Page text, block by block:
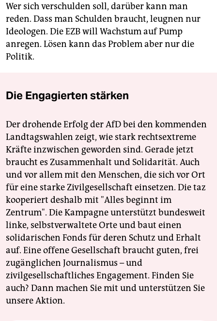
Wer sich verschulden soll, darüber kann man
reden. Dass man Schulden braucht, leugnen nur
Ideologen. Die EZB will Wachstum auf Pump
anregen. Lösen kann das Problem aber nur die
Politik.
Die Engagierten stärken
Der drohende Erfolg der AfD bei den kommenden
Landtagswahlen zeigt, wie stark rechtsextreme
Kräfte inzwischen geworden sind. Gerade jetzt
braucht es Zusammenhalt und Solidarität. Auch
und vor allem mit den Menschen, die sich vor Ort
für eine starke Zivilgesellschaft einsetzen. Die taz
kooperiert deshalb mit "Alles beginnt im
Zentrum". Die Kampagne unterstützt bundesweit
linke, selbstverwaltete Orte und baut einen
solidarischen Fonds für deren Schutz und Erhalt
auf. Eine offene Gesellschaft braucht guten, frei
zugänglichen Journalismus – und
zivilgesellschaftliches Engagement. Finden Sie
auch? Dann machen Sie mit und unterstützen Sie
unsere Aktion.